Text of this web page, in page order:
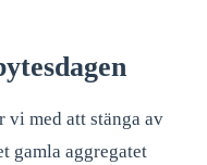
vi med att stänga av
gamla aggregatet